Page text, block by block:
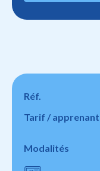
Réf.
Tarif / apprenant
Modalités